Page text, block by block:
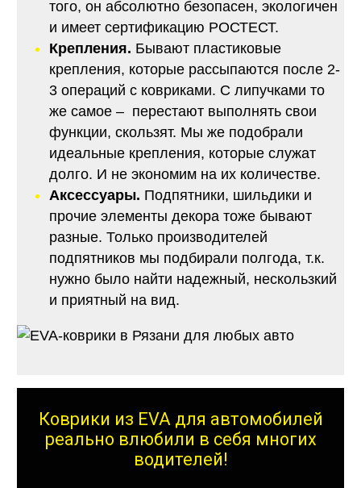
того, он абсолютно безопасен, экологичен
и имеет сертификацию РОСТЕСТ.
Крепления. Бывают пластиковые
крепления, которые рассыпаются после 2-
3 операций с ковриками. С липучками то
же самое – перестают выполнять свои
функции, скользят. Мы же подобрали
идеальные крепления, которые служат
долго. И не экономим на их количестве.
Аксессуары. Подпятники, шильдики и
прочие элементы декора тоже бывают
разные. Только производителей
подпятников мы подбирали полгода, т.к.
нужно было найти надежный, нескользкий
и приятный на вид.
Коврики из EVA для автомобилей
реально влюбили в себя многих
водителей!